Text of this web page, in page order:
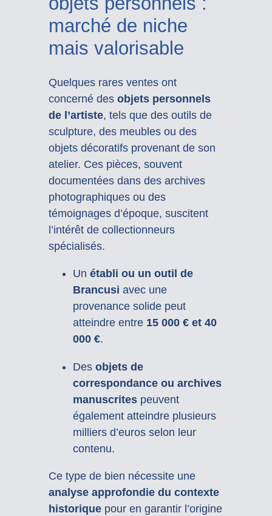
marché de niche
mais valorisable
Quelques rares ventes ont
concerné des objets personnels
de l’artiste, tels que des outils de
sculpture, des meubles ou des
objets décoratifs provenant de son
atelier. Ces pièces, souvent
documentées dans des archives
photographiques ou des
témoignages d’époque, suscitent
l’intérêt de collectionneurs
spécialisés.
Un établi ou un outil de
Brancusi avec une
provenance solide peut
atteindre entre 15 000 € et 40
000 €.
Des objets de
correspondance ou archives
manuscritespeuvent
également atteindre plusieurs
milliers d’euros selon leur
contenu.
Ce type de bien nécessite une
analyse approfondie du contexte
historiquepour en garantir l’origine